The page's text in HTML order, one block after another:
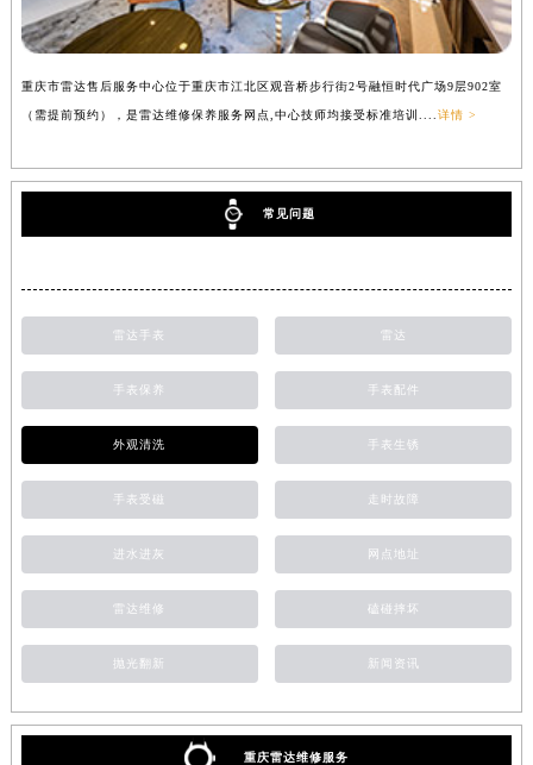
重庆市雷达售后服务中心位于重庆市江北区观音桥步行街2号融恒时代广场9层902室
（需提前预约），是雷达维修保养服务网点,中心技师均接受标准培训.... 详情 >
常见问题
雷达手表 雷达
手表保养 手表配件
外观清洗 手表生锈
手表受磁 走时故障
进水进灰 网点地址
雷达维修 磕碰摔坏
抛光翻新 新闻资讯
重庆雷达维修服务